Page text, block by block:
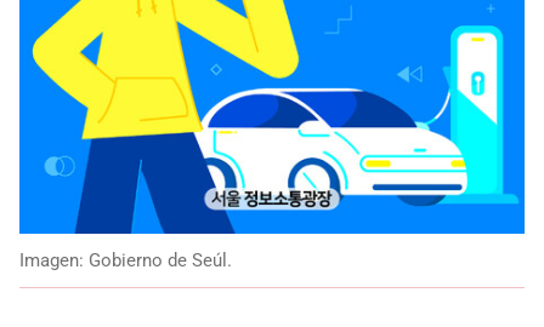
Imagen: Gobierno de Seúl.